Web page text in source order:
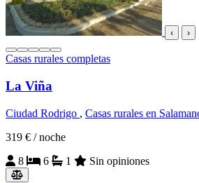
‹ ›
Casas rurales completas
La Viña
Ciudad Rodrigo , Casas rurales en
319 € / noche
8
6 1 Sin opiniones